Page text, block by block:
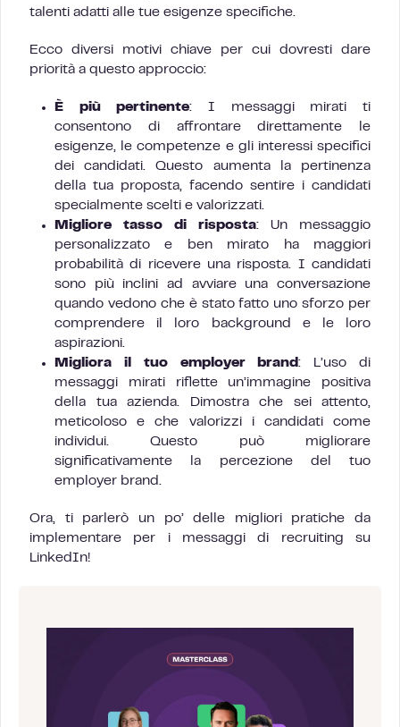
talenti adatti alle tue esigenze specifiche.
Ecco diversi motivi chiave per cui dovresti dare
priorità a questo approccio:
È più pertinente: I messaggi mirati ti
consentono di affrontare direttamente le
esigenze, le competenze e gli interessi specifici
dei candidati. Questo aumenta la pertinenza
della tua proposta, facendo sentire i candidati
specialmente scelti e valorizzati.
Migliore tasso di risposta: Un messaggio
personalizzato e ben mirato ha maggiori
probabilità di ricevere una risposta. I candidati
sono più inclini ad avviare una conversazione
quando vedono che è stato fatto uno sforzo per
comprendere il loro background e le loro
aspirazioni.
Migliora il tuo employer brand: L’uso di
messaggi mirati riflette un’immagine positiva
della tua azienda. Dimostra che sei attento,
meticoloso e che valorizzi i candidati come
individui. Questo può migliorare
significativamente la percezione del tuo
employer brand.
Ora, ti parlerò un po’ delle migliori pratiche da
implementare per i messaggi di recruiting su
LinkedIn!